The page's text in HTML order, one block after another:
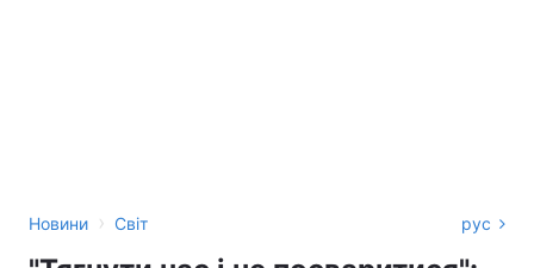
Новини › Світ рус